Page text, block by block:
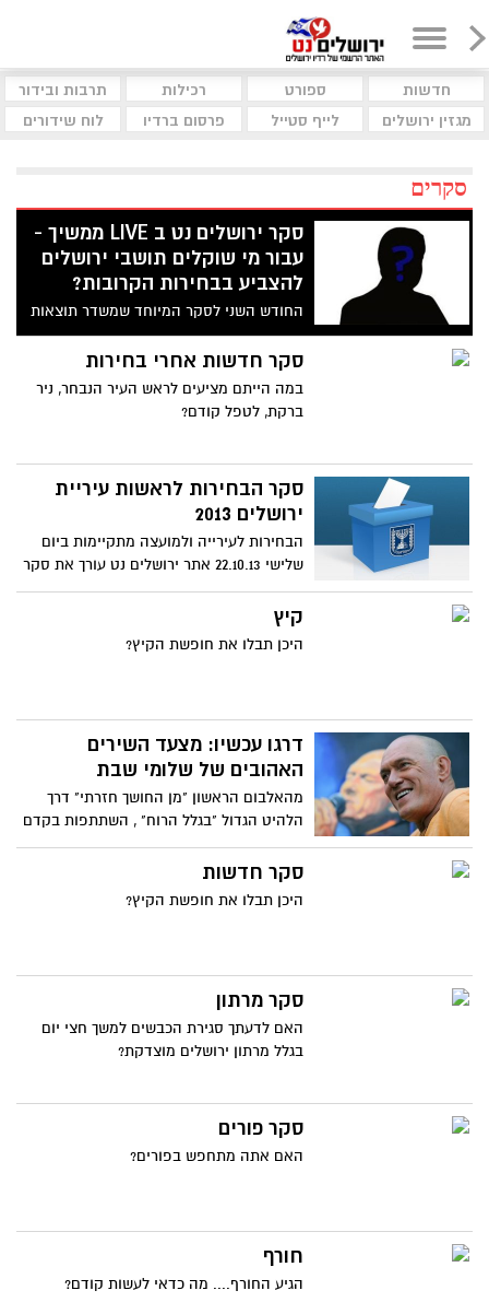
חדשות ספורט רכילות
תרבות ובידור
מגזין ירושלים
לייף סטייל פרסום ברדיו לוח שידורים
סקרים
סקר ירושלים נט ב LIVE ממשיך -
עבור מי שוקלים תושבי ירושלים
להצביע בבחירות הקרובות?
החודש השני לסקר המיוחד שמשדר תוצאות
ב LIVE - "אילו הבחירות לכנסת היו נערכות
היום, למי מבין המפלגות היית מצביע/ה ?" יש
להדגיש כי הסקר נוגע לתושבי ירושלים בלבד
סקר חדשות אחרי בחירות
במה הייתם מציעים לראש העיר הנבחר, ניר
ברקת, לטפל קודם?
סקר הבחירות לראשות עיריית
ירושלים 2013
הבחירות לעירייה ולמועצה מתקיימות ביום
שלישי 22.10.13 אתר ירושלים נט עורך את סקר
הבחירות הגדול בקרב תושבי ירושלים בעלי
זכות ההצבעה.
קיץ
היכן תבלו את חופשת הקיץ?
דרגו עכשיו: מצעד השירים
האהובים של שלומי שבת
מהאלבום הראשון "מן החושך חזרתי" דרך
הלהיט הגדול "בגלל הרוח" , השתתפות בקדם
אירוויזיון עם השיר "מכאן", ועד לקאמבק
הגדול עם "לכל אחד יש" ששר עם ליאור
של שלומי שבת אתם הכי אוהבים?
סקר חדשות
היכן תבלו את חופשת הקיץ?
סקר מרתון
האם לדעתך סגירת הכבשים למשך חצי יום
בגלל מרתון ירושלים מוצדקת?
סקר פורים
האם אתה מתחפש בפורים?
חורף
הגיע החורף.... מה כדאי לעשות קודם?